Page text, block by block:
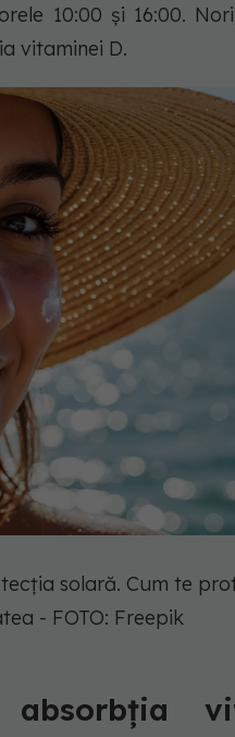
10:00 și 16:00.
vitaminei D.
solară. Cum te
- FOTO: Freepik
absorbția